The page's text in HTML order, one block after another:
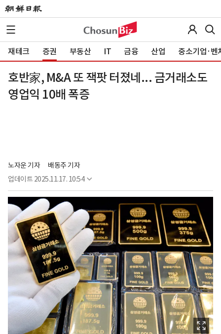
재테크 증권 부동산 IT 금융 산업 중소기업·벤
호반家, M&A 또 잭팟 터졌네... 금거래소도
영업익 10배 폭증
노자운 기자
배동주 기자
업데이트 2025.11.17. 10:54